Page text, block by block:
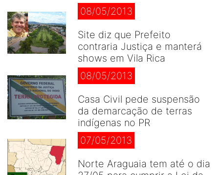
08/05/2013
Site diz que Prefeito
contraria Justiça e manterá
shows em Vila Rica
08/05/2013
Casa Civil pede suspensão
da demarcação de terras
indígenas no PR
07/05/2013
Norte Araguaia tem até o dia